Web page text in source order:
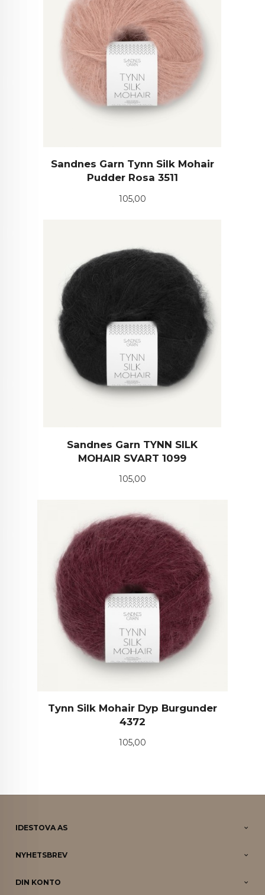
Sandnes Garn Tynn Silk Mohair
Pudder Rosa 3511
Pris
105,00
Sandnes Garn TYNN SILK
MOHAIR SVART 1099
Pris
105,00
Tynn Silk Mohair Dyp Burgunder
4372
Pris
105,00
IDESTOVA AS
NYHETSBREV
DIN KONTO